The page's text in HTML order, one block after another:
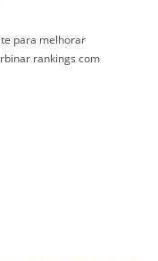
para melhorar
rankings com